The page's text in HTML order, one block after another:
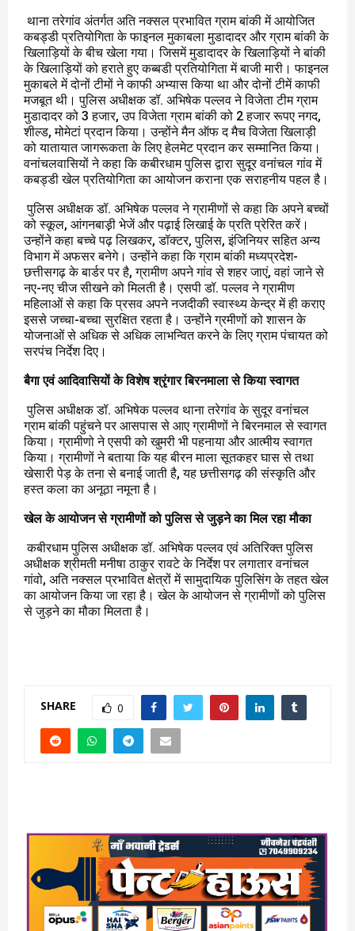
थाना तरेगांव अंतर्गत अति नक्सल प्रभावित ग्राम बांकी में आयोजित
कबड्डी प्रतियोगिता के फाइनल मुकाबला मुडादादर और ग्राम बांकी के
खिलाड़ियों के बीच खेला गया। जिसमें मुडादादर के खिलाड़ियों ने बांकी
के खिलाड़ियों को हराते हुए कब्बडी प्रतियोगिता में बाजी मारी। फाइनल
मुकाबले में दोनों टीमों ने काफी अभ्यास किया था और दोनों टीमें काफी
मजबूत थी। पुलिस अधीक्षक डॉ. अभिषेक पल्लव ने विजेता टीम ग्राम
मुडादादर को 3 हजार, उप विजेता ग्राम बांकी को 2 हजार रूपए नगद,
शील्ड, मोमेटां प्रदान किया। उन्होंने मैन ऑफ द मैच विजेता खिलाड़ी
को यातायात जागरूकता के लिए हेलमेट प्रदान कर सम्मानित किया।
वनांचलवासियों ने कहा कि कबीरधाम पुलिस द्वारा सुदूर वनांचल गांव में
कबड्डी खेल प्रतियोगिता का आयोजन कराना एक सराहनीय पहल है।
पुलिस अधीक्षक डॉ. अभिषेक पल्लव ने ग्रामीणों से कहा कि अपने बच्चों
को स्कूल, आंगनबाड़़ी भेजें और पढ़ाई लिखाई के प्रति प्रेरित करें।
उन्होंने कहा बच्चे पढ़ लिखकर, डॉक्टर, पुलिस, इंजिनियर सहित अन्य
विभाग में अफसर बनेगे। उन्होंने कहा कि ग्राम बांकी मध्यप्रदेश-
छत्तीसगढ़ के बार्डर पर है, ग्रामीण अपने गांव से शहर जाएं, वहां जाने से
नए-नए चीज सीखने को मिलती है। एसपी डॉ. पल्लव ने ग्रामीण
महिलाओं से कहा कि प्रसव अपने नजदीकी स्वास्थ्य केन्द्र में ही कराए
इससे जच्चा-बच्चा सुरक्षित रहता है। उन्होंने ग्रमीणों को शासन के
योजनाओं से अधिक से अधिक लाभन्वित करने के लिए ग्राम पंचायत को
सरपंच निर्देश दिए।
बैगा एवं आदिवासियों के विशेष श्रृंगार बिरनमाला से किया स्वागत
पुलिस अधीक्षक डॉ. अभिषेक पल्लव थाना तरेगांव के सुदूर वनांचल
ग्राम बांकी पहुंचने पर आसपास से आए ग्रामीणों ने बिरनमाल से स्वागत
किया। ग्रामीणो ने एसपी को खुमरी भी पहनाया और आत्मीय स्वागत
किया। ग्रामीणों ने बताया कि यह बीरन माला सूतकहर घास से तथा
खेसारी पेड़ के तना से बनाई जाती है, यह छत्तीसगढ़ की संस्कृति और
हस्त कला का अनूठा नमूना है।
खेल के आयोजन से ग्रामीणों को पुलिस से जुड़ने का मिल रहा मौका
कबीरधाम पुलिस अधीक्षक डॉ. अभिषेक पल्लव एवं अतिरिक्त पुलिस
अधीक्षक श्रीमती मनीषा ठाकुर रावटे के निर्देश पर लगातार वनांचल
गांवो, अति नक्सल प्रभावित क्षेत्रों में सामुदायिक पुलिसिंग के तहत खेल
का आयोजन किया जा रहा है। खेल के आयोजन से ग्रामीणों को पुलिस
से जुड़ने का मौका मिलता है।
SHARE 0